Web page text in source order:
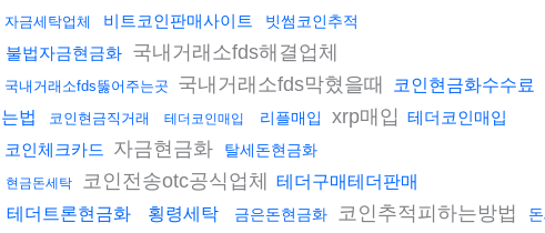
자금세탁업체 비트코인판매사이트 빗썸코인추적
불법자금현금화 국내거래소fds해결업체
국내거래소fds뚫어주는곳 국내거래소fds막혔을때 코인현금화수수료
는법
코인현금직거래 테더코인매입 리플매입 xrp매입 테더코인매입
코인체크카드
자금현금화 탈세돈현금화
현금돈세탁 코인전송otc공식업체
테더구매테더판매
테더트론현금화
횡령세탁 금은돈현금화 코인추적피하는방법